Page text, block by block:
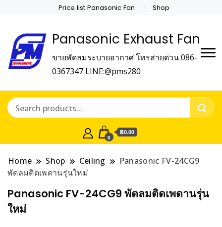
Price list Panasonic Fan Shop
Panasonic Exhaust Fan
ขายพัดลมระบายอากาศ โทรสายด่วน 086-
0367347 LINE:@pms280
0
฿0.00
Home Shop Ceiling
Panasonic FV-24CG9
พัดลมติดเพดานรุ่นใหม่
Panasonic FV-24CG9 พัดลมติดเพดานรุ่น
ใหม่